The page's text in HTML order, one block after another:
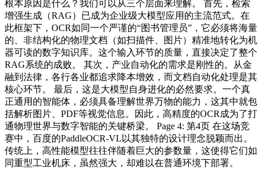
根本原因是什么？我们可以从三个层面来理解。 首先，检索
增强生成（RAG）已成为企业级大模型应用的主流范式。在
此框架下，OCR如同一个严谨的“图书管理员”，它必须将海量
的、非结构化的物理文档（如扫描件、图片）精准地转化为机
器可读的数字知识库。这个输入环节的质量，直接决定了整个
RAG系统的成败。 其次，产业自动化的需求是刚性的。从金
融到法律，各行各业都追求降本增效，而文档自动化处理是其
核心环节。 最后，这是大模型自身进化的必然要求。一个真
正通用的智能体，必须具备理解世界万物的能力，这其中就包
括解析图片、PDF等视觉信息。因此，高精度的OCR成为了打
通物理世界与数字智能的关键桥梁。 Page 4: 第4页 在这场竞
赛中，百度的PaddleOCR-VL以其独特的设计理念脱颖而出。
传统上，高性能模型往往伴随着巨大的参数量，这使得它们如
同重型工业机床，虽然强大，却难以在普通环境下部署。